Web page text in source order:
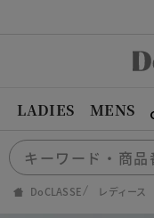
LADIES MENS
DoCLASSE レディース